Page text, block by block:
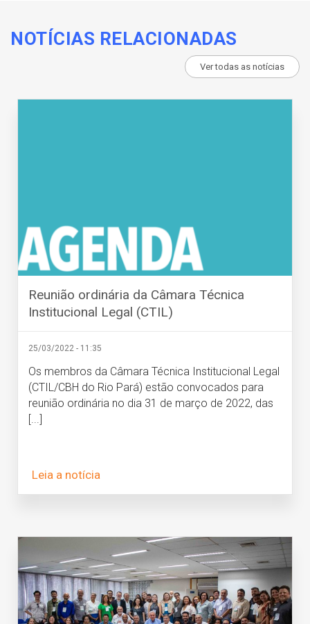
NOTÍCIAS RELACIONADAS
Ver todas as notícias
Reunião ordinária da Câmara Técnica
Institucional Legal (CTIL)
25/03/2022 - 11:35
Os membros da Câmara Técnica Institucional Legal
(CTIL/CBH do Rio Pará) estão convocados para
reunião ordinária no dia 31 de março de 2022, das
[...]
Leia a notícia